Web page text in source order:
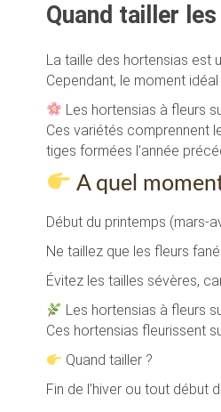
Quand tailler
La taille des hortensias est
Cependant, le moment
Les hortensias à fleurs
Ces variétés comprennent
tiges formées l’année
A quel
Début du printemps (mars-
Ne taillez que les fleurs
Évitez les tailles sévères,
Les hortensias à fleurs
Ces hortensias fleurissent
Quand tailler ?
Fin de l’hiver ou tout début